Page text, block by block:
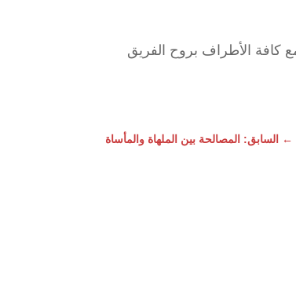
كافة الأطراف بروح الفريق
← السابق: المصالحة بين الملهاة والمأساة